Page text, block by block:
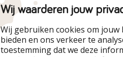
Wij waarderen jouw
Wij gebruiken cookies om
bieden en ons verkeer te
toestemming dat we deze